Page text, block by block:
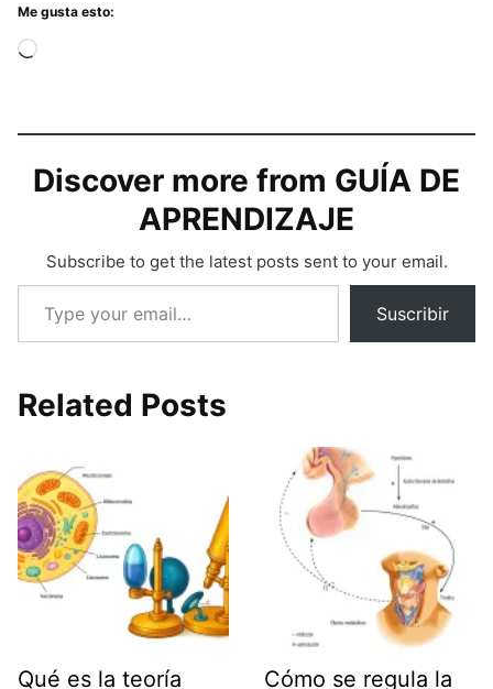
Me gusta esto:
Cargando...
Discover more from GUÍA DE
APRENDIZAJE
Subscribe to get the latest posts sent to your email.
Type your email…
Suscribir
Related Posts
Qué es la teoría Cómo se regula la